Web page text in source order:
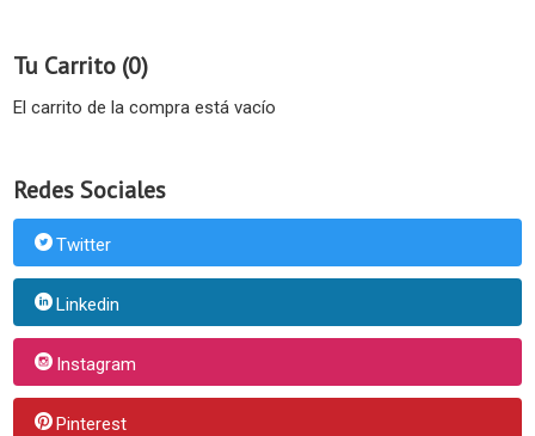
Tu Carrito (0)
El carrito de la compra está vacío
Redes Sociales
Twitter
Linkedin
Instagram
Pinterest